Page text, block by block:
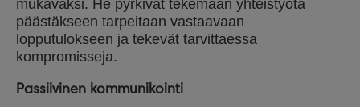
mukavaksi. He pyrkivät tekemään yhteistyötä
päästäkseen tarpeitaan vastaavaan
lopputulokseen ja tekevät tarvittaessa
kompromisseja.
Passiivinen kommunikointi